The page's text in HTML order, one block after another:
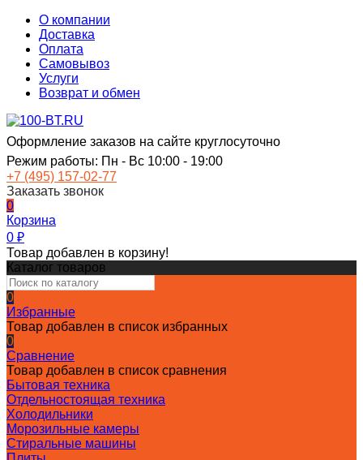
О компании
Доставка
Оплата
Самовывоз
Услуги
Возврат и обмен
Оформление заказов на сайте круглосуточно
Режим работы: Пн - Вс 10:00 - 19:00
+7 (495) 157-02-77
Заказать звонок
0
Корзина
0 ₽
Товар добавлен в корзину!
Каталог товаров
0
Избранные
Товар добавлен в список избранных
0
Сравнение
Товар добавлен в список сравнения
Бытовая техника
Отдельностоящая техника
Холодильники
Морозильные камеры
Стиральные машины